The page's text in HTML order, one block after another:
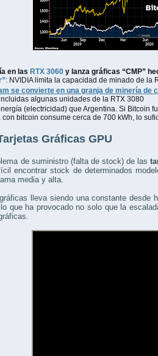
en las RTX 3060 y lanza gráficas “CMP”
: NVIDIA limita la capacidad de minado de la
se convierte en una granja de minería de
algunas unidades de la RTX 3080
(electricidad) que Argentina. Si Bitcoin
bitcoin consume cerca de 700 kWh, lo
Gráficas GPU
de suministro (falta de stock) de las
encontrar stock de determinados
media y alta.
lleva siendo una constante desde
lo que ha provocado no solo que la